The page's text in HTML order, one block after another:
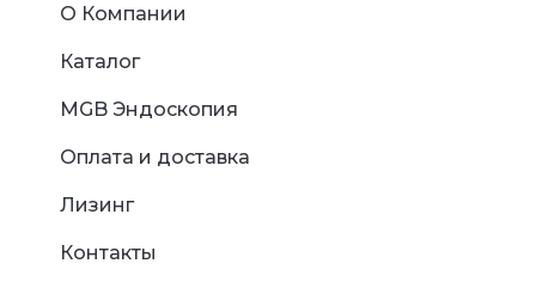
О Компании
Каталог
MGB Эндоскопия
Оплата и доставка
Лизинг
Контакты